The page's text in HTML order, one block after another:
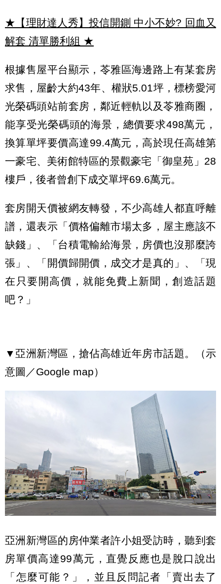
★【理財達人秀】投信開鍘 中小不妙? 回血又
解套 清單勝利組 ★
根據售屋平台顯示，苓雅區海邊路上有某套房
求售，屋齡大約43年、權狀5.01坪，標榜愛河
光榮碼頭站前套房，鄰近輕軌以及苓雅商圈，
能享受光榮碼頭的海景，總價要求498萬元，
換算單坪要價高達99.4萬元，高於現任高雄第
一豪宅、美術館特區的景觀豪宅「御皇苑」28
樓戶，後者曾創下成交單坪69.6萬元。
套房開天價被網友轉發，不少高雄人都直呼離
譜，還表示「價格偏離市場太多，屋主應該不
缺錢」、「台積電輸給海景，房價也沒那麼誇
張」、「開價歸開價，成交才是真的」、「現
在只要開高價，就能免費上新聞，創造話題
吧？」
▼亞洲新灣區，搶佔高雄近年房市話題。（示
意圖／Google map）
亞洲新灣區的房仲業者許小姐受訪時，聽到套
房單價高達99萬元，直覺反應也是脫口說出
「怎麼可能？」，並且反問記者「賣出去了